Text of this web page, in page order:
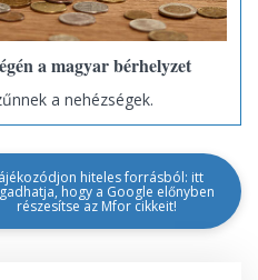
a magyar bérhelyzet
a nehézségek.
hiteles forrásból: itt
hogy a Google előnyben
részesítse az Mfor cikkeit!